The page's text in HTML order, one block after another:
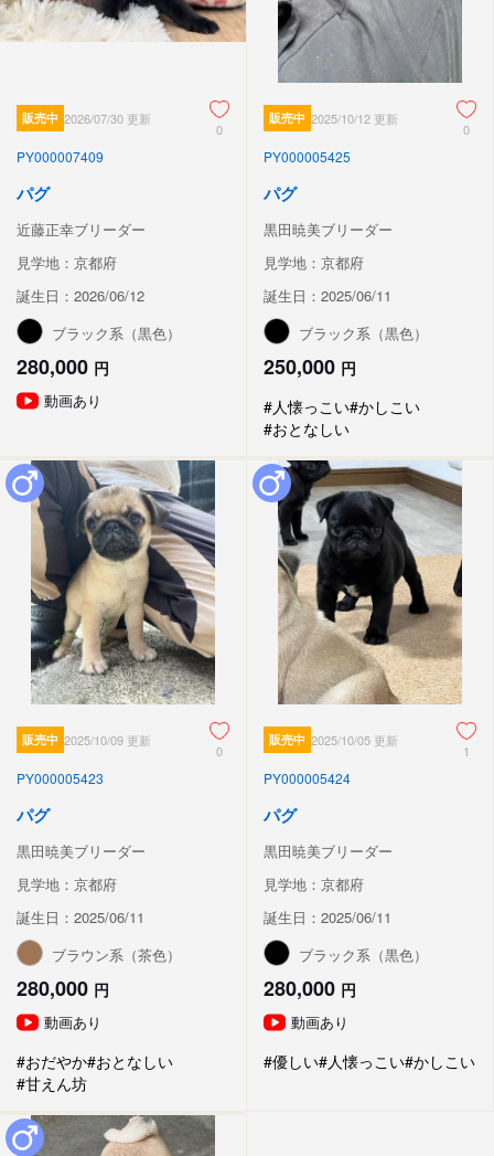
販売中 2026/07/30 更新
0
PY000007409
パグ
近藤正幸ブリーダー
見学地：京都府
誕生日：2026/06/12
ブラック系（黒色）
280,000 円
動画あり
販売中 2025/10/12 更新
0
PY000005425
パグ
黒田暁美ブリーダー
見学地：京都府
誕生日：2025/06/11
ブラック系（黒色）
250,000 円
#人懐っこい#かしこい
#おとなしい
販売中 2025/10/09 更新
0
PY000005423
パグ
黒田暁美ブリーダー
見学地：京都府
誕生日：2025/06/11
ブラウン系（茶色）
280,000 円
動画あり
#おだやか#おとなしい
#甘えん坊
販売中 2025/10/05 更新
1
PY000005424
パグ
黒田暁美ブリーダー
見学地：京都府
誕生日：2025/06/11
ブラック系（黒色）
280,000 円
動画あり
#優しい#人懐っこい#かしこい